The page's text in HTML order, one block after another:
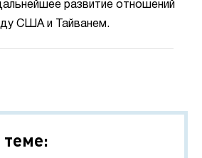
развитие отношений
США и Тайванем.